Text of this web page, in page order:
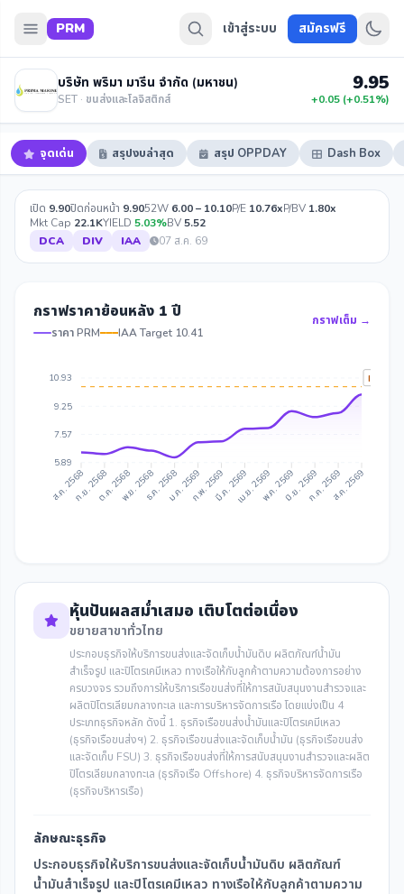
PRM เข้าสู่ระบบ สมัครฟรี
บริษัท พริมา มารีน จำกัด (มหาชน)
SET · ขนส่งและโลจิสติกส์
9.95
+0.05 (+0.51%)
จุดเด่น สรุปงบล่าสุด สรุป OPPDAY Dash Box
เปิด 9.90ปิดก่อนหน้า 9.9052W 6.00 – 10.10P/E 10.76xP/BV 1.80x
Mkt Cap 22.1KYIELD 5.03%BV5.52
DCA
DIV IAA 07 ส.ค. 69
กราฟราคาย้อนหลัง 1 ปี
ราคา PRM IAA Target 10.41
กราฟเต็ม →
10.93
9.25
7.57
5.89
ส.ค. 2568ก.ย. 2568ต.ค. 2568พ.ย. 2568ธ.ค. 2568ม.ค. 2569ก.พ. 2569มี.ค. 2569เม.ย. 2569พ.ค. 2569มิ.ย. 2569ก.ค. 2569ส.ค. 2569
IAA
หุ้นปันผลสม่ำเสมอ เติบโตต่อเนื่อง
ขยายสาขาทั่วไทย
ประกอบธุรกิจให้บริการขนส่งและจัดเก็บน้ำมันดิบ ผลิตภัณฑ์น้ำมัน
สำเร็จรูป และปิโตรเคมีเหลว ทางเรือให้กับลูกค้าตามความต้องการอย่าง
ครบวงจร รวมถึงการให้บริการเรือขนส่งที่ให้การสนับสนุนงานสำรวจและ
ผลิตปิโตรเลียมกลางทะเล และการบริหารจัดการเรือ โดยแบ่งเป็น 4
ประเภทธุรกิจหลัก ดังนี้ 1. ธุรกิจเรือขนส่งน้ำมันและปิโตรเคมีเหลว
(ธุรกิจเรือขนส่งฯ) 2. ธุรกิจเรือขนส่งและจัดเก็บน้ำมัน (ธุรกิจเรือขนส่ง
และจัดเก็บ FSU) 3. ธุรกิจเรือขนส่งที่ให้การสนับสนุนงานสำรวจและผลิต
ปิโตรเลียมกลางทะเล (ธุรกิจเรือ Offshore) 4. ธุรกิจบริหารจัดการเรือ
(ธุรกิจบริหารเรือ)
ลักษณะธุรกิจ
ประกอบธุรกิจให้บริการขนส่งและจัดเก็บน้ำมันดิบ ผลิตภัณฑ์
น้ำมันสำเร็จรูป และปิโตรเคมีเหลว ทางเรือให้กับลูกค้าตามความ